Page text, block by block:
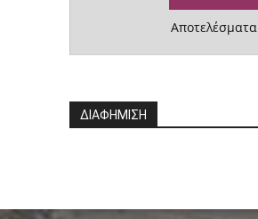
Αποτελέσματα
ΔΙΑΦΗΜΙΣΗ